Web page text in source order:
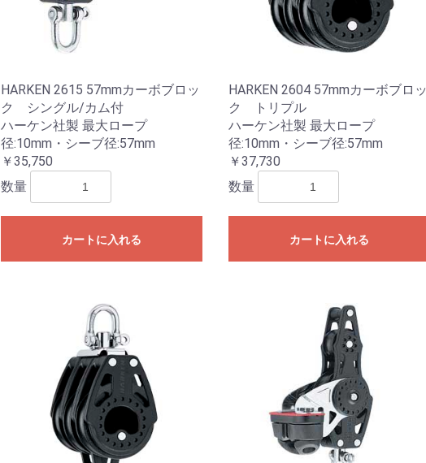
HARKEN 2615 57mmカーボブロッ
ク シングル/カム付
ハーケン社製 最大ロープ
径:10mm・シーブ径:57mm
￥35,750
数量
カートに入れる
HARKEN 2604 57mmカーボブロッ
ク トリプル
ハーケン社製 最大ロープ
径:10mm・シーブ径:57mm
￥37,730
数量
カートに入れる